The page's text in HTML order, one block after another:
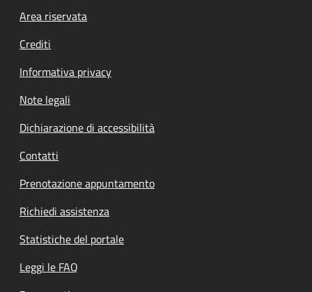
Footer menu
Area riservata
Crediti
Informativa privacy
Note legali
Dichiarazione di accessibilità
Contatti
Prenotazione appuntamento
Richiedi assistenza
Statistiche del portale
Leggi le FAQ